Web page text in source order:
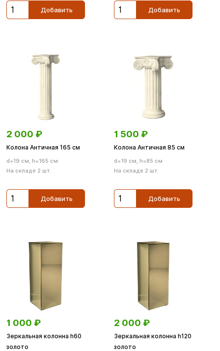
Добавить Добавить
2 000 ₽
Колона Античная 165 см
d=19 см, h=165 см
На складе 2 шт.
Добавить
1 500 ₽
Колона Античная 85 см
d=19 см, h=85 см
На складе 2 шт.
Добавить
1 000 ₽
Зеркальная колонна h60
золото
2 000 ₽
Зеркальная колонна h120
золото